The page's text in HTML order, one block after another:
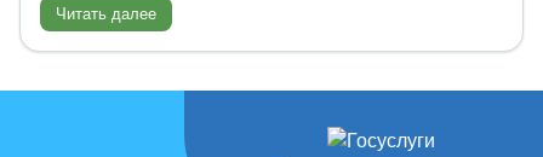
Читать далее